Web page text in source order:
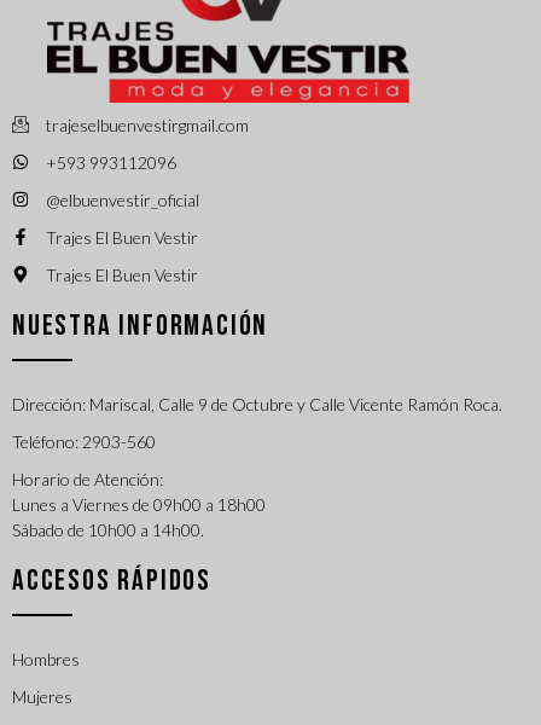
trajeselbuenvestirgmail.com
+593 993112096
@elbuenvestir_oficial
Trajes El Buen Vestir
Trajes El Buen Vestir
NUESTRA INFORMACIÓN
Dirección: Mariscal, Calle 9 de Octubre y Calle Vicente Ramón Roca.
Teléfono: 2903-560
Horario de Atención:
Lunes a Viernes de 09h00 a 18h00
Sábado de 10h00 a 14h00.
ACCESOS RÁPIDOS
Hombres
Mujeres